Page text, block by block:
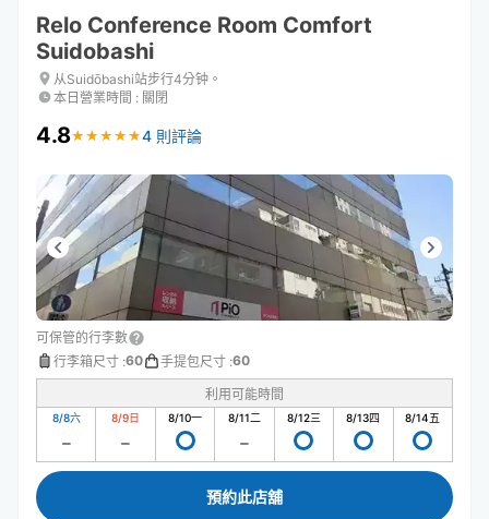
Relo Conference Room Comfort
Suidobashi
从Suidōbashi站步行4分钟。
本日營業時間 : 關閉
4.8★ ★ ★ ★ ★
★ ★ ★ ★ ★ 4 則評論
可保管的行李數
行李箱尺寸 :60 手提包尺寸 :60
利用可能時間
8/8六 8/9日 8/10一 8/11二 8/12三 8/13四 8/14五
預約此店舖